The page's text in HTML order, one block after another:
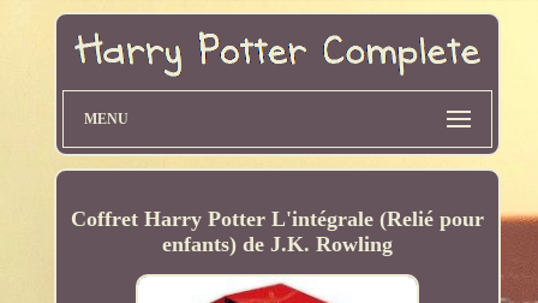
MENU
Coffret Harry Potter L'intégrale (Relié pour
enfants) de J.K. Rowling